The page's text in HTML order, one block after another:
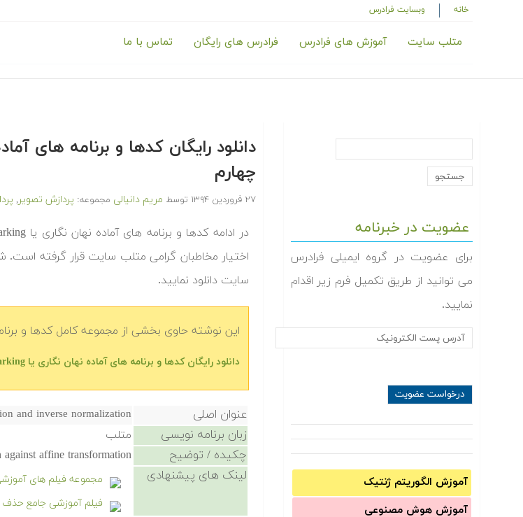
خانه وبسایت فرادرس
متلب سایت آموزش های فرادرس فرادرس های رایگان تماس با ما
عضویت در خبرنامه
برای عضویت در گروه ایمیلی فرادرس
می توانید از طریق تکمیل فرم زیر اقدام
نمایید.
آموزش الگوریتم ژنتیک
آموزش‌ هوش مصنوعی
چهارم
۲۷ فروردین ۱۳۹۴ توسط مریم دانیالی مجموعه: پردازش تصویر,
اختیار مخاطبان گرامی متلب سایت قرار گرفته است.
سایت دانلود نمایید.‬
این نوشته حاوی بخشی از مجموعه کامل کدها و
دانلود رایگان کدها و برنامه های آماده نهان نگاری یا Watermarking در متلب‬‬ — فهرست اصلی
عنوان اصلی and inverse normalization
زبان برنامه نویسی متلب
چکیده / توضیح affine transformation
لینک های پیشنهادی
مجموعه فیلم های
فیلم آموزشی جامع حذف